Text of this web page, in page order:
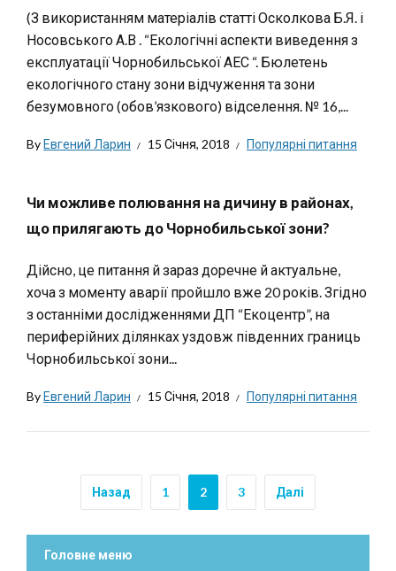
(З використанням матеріалів статті Осколкова Б.Я. і
Носовського А.В . “Екологічні аспекти виведення з
експлуатації Чорнобильської АЕС “. Бюлетень
екологічного стану зони відчуження та зони
безумовного (обов’язкового) відселення. № 16,...
ByЕвгений Ларин 15 Січня, 2018 Популярні питання
Чи можливе полювання на дичину в районах,
що прилягають до Чорнобильської зони?
Дійсно, це питання й зараз доречне й актуальне,
хоча з моменту аварії пройшло вже 20 років. Згідно
з останніми дослідженнями ДП “Екоцентр”, на
периферійних ділянках уздовж південних границь
Чорнобильської зони...
ByЕвгений Ларин 15 Січня, 2018 Популярні питання
Назад 1 2 3 Далі
Головне меню